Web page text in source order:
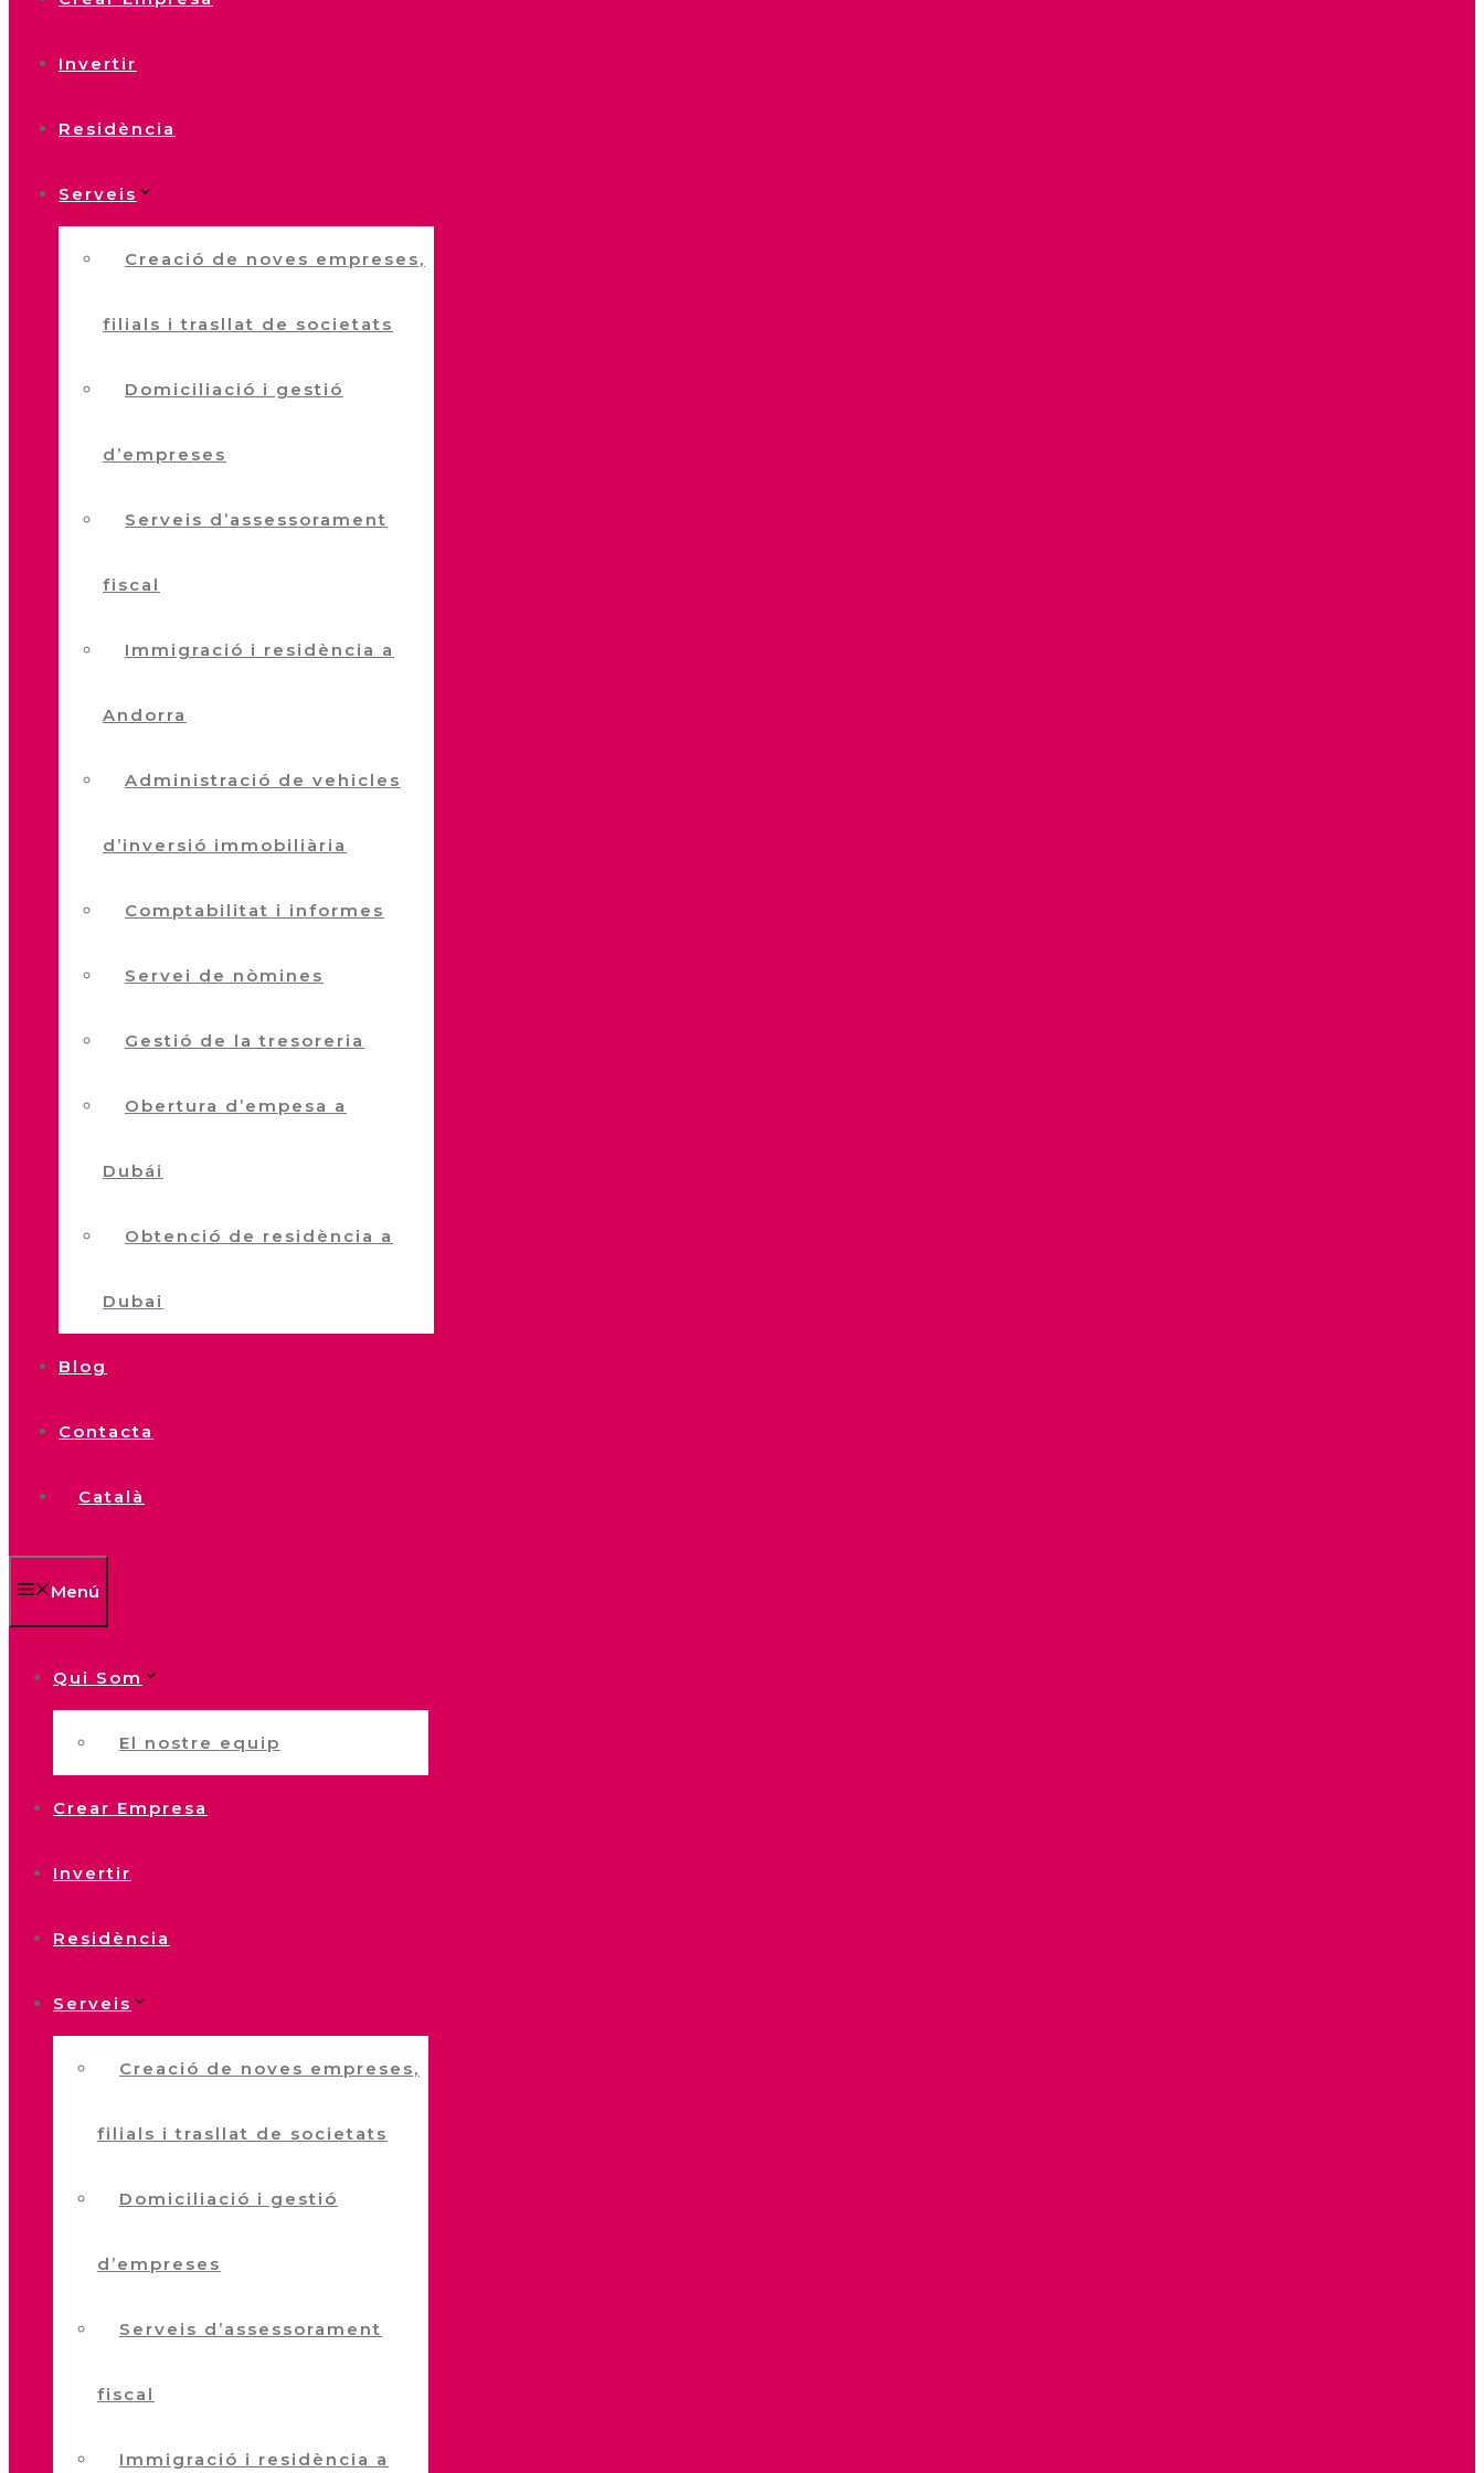
Invertir
Residència
Serveis
Creació de noves empreses,
filials i trasllat de societats
Domiciliació i gestió
d’empreses
Serveis d’assessorament
fiscal
Immigració i residència a
Andorra
Administració de vehicles
d’inversió immobiliària
Comptabilitat i informes
Servei de nòmines
Gestió de la tresoreria
Obertura d’empesa a
Dubái
Obtenció de residència a
Dubai
Blog
Contacta
Català
Menú
Qui Som
El nostre equip
Crear Empresa
Invertir
Residència
Serveis
Creació de noves empreses,
filials i trasllat de societats
Domiciliació i gestió
d’empreses
Serveis d’assessorament
fiscal
Immigració i residència a